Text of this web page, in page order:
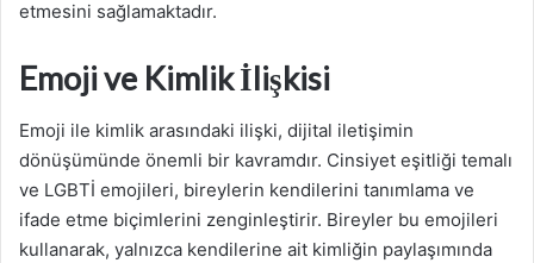
etmesini sağlamaktadır.
Emoji ve Kimlik İlişkisi
Emoji ile kimlik arasındaki ilişki, dijital iletişimin
dönüşümünde önemli bir kavramdır. Cinsiyet eşitliği temalı
ve LGBTİ emojileri, bireylerin kendilerini tanımlama ve
ifade etme biçimlerini zenginleştirir. Bireyler bu emojileri
kullanarak, yalnızca kendilerine ait kimliğin paylaşımında